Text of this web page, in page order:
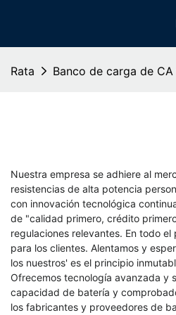
Rata Banco de carga de
Nuestra empresa se adhiere al
resistencias de alta potencia
con innovación tecnológica
de "calidad primero, crédito
regulaciones relevantes. En todo
para los clientes. Alentamos y
los nuestros' es el principio
Ofrecemos tecnología avanzada y
capacidad de batería y
los fabricantes y proveedores de